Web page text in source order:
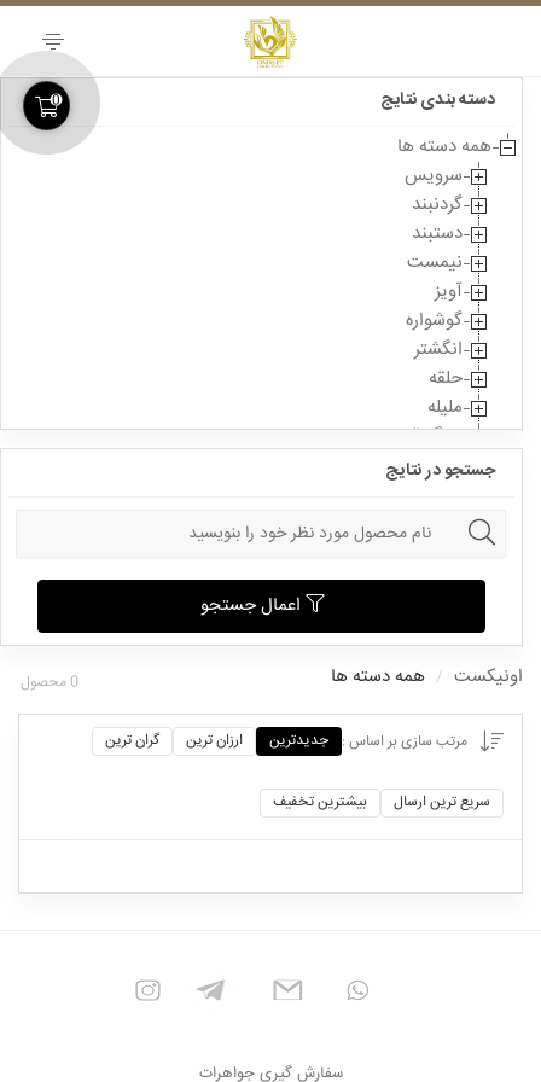
Skip
0 دسته بندی نتایج
همه دسته ها
سرویس
گردنبند
دستبند
نیمست
آویز
گوشواره
انگشتر
حلقه
ملیله
سنگ قیمتی
جستجو در نتایج
اعمال جستجو
اونیکست همه دسته ها 0 محصول
مرتب سازی بر اساس : جدیدترین ارزان ترین گران ترین
سریع ترین ارسال بیشترین تخفیف
سفارش گیری جواهرات